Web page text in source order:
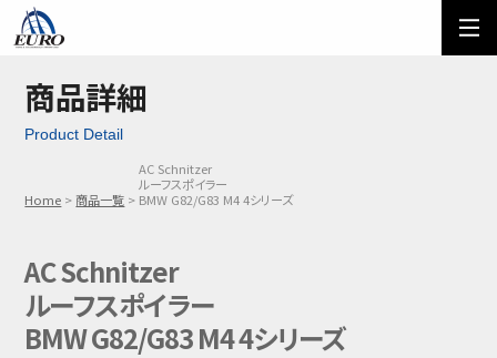
ご利用方法
メール問い合わせ
03-5674-7742
商品詳細
Product Detail
Home 商品一覧
AC Schnitzer
ルーフスポイラー
BMW G82/G83 M4 4シリーズ
AC Schnitzer
ルーフスポイラー
BMW G82/G83 M4 4シリーズ